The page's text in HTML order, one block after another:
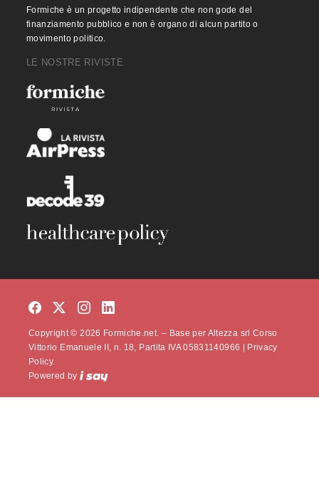
Formiche è un progetto indipendente che non gode del
finanziamento pubblico e non è organo di alcun partito o
movimento politico.
LE NOSTRE RIVISTE
Copyright © 2026 Formiche.net. – Base per Altezza srl Corso
Vittorio Emanuele II, n. 18, Partita IVA 05831140966 | Privacy
Policy.
Powered by